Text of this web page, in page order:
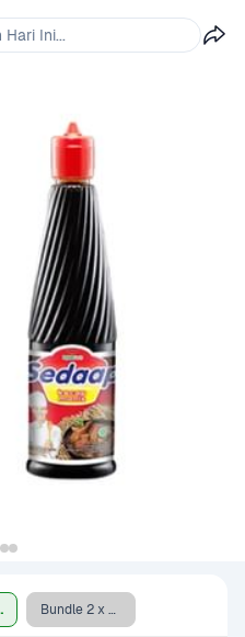
ml Bundle 2 x 275 ml
Ini...